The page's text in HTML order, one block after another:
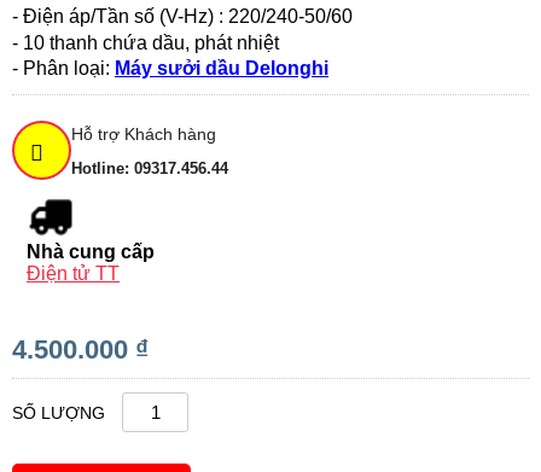
- Điện áp/Tần số (V-Hz) : 220/240-50/60
- 10 thanh chứa dầu, phát nhiệt
- Phân loại: Máy sưởi dầu Delonghi
Hỗ trợ Khách hàng
Hotline: 09317.456.44
Nhà cung cấp
Điện tử TT
4.500.000 ₫
SỐ LƯỢNG